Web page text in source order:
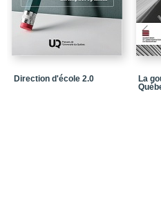
Direction d'école 2.0
La